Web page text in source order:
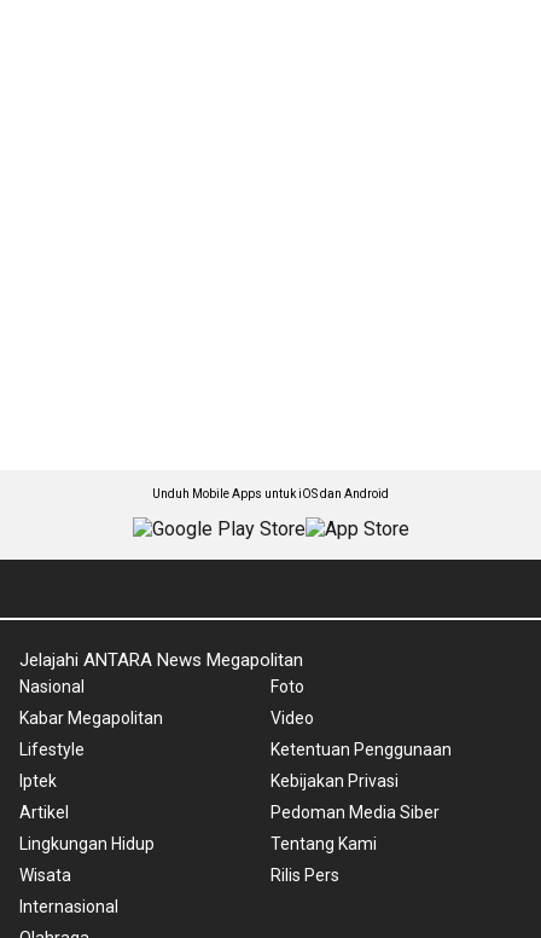
Unduh Mobile Apps untuk iOS dan Android
Jelajahi ANTARA News Megapolitan
Nasional
Kabar Megapolitan
Lifestyle
Iptek
Artikel
Lingkungan Hidup
Wisata
Internasional
Foto
Video
Ketentuan Penggunaan
Kebijakan Privasi
Pedoman Media Siber
Tentang Kami
Rilis Pers